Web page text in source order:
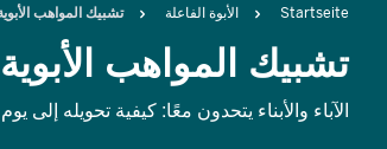
Breadcrumb
Startseite الأبوة الفاعلة تشبيك المواهب
تشبيك المواهب الأبوية
الآباء والأبناء يتحدون معًا: كيفية تحويله إلى